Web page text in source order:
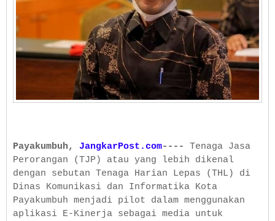
Payakumbuh, JangkarPost.com----
Tenaga Jasa
Perorangan (TJP) atau yang lebih dikenal
dengan sebutan Tenaga Harian Lepas (THL) di
Dinas Komunikasi dan Informatika Kota
Payakumbuh menjadi pilot dalam menggunakan
aplikasi E-Kinerja sebagai media untuk